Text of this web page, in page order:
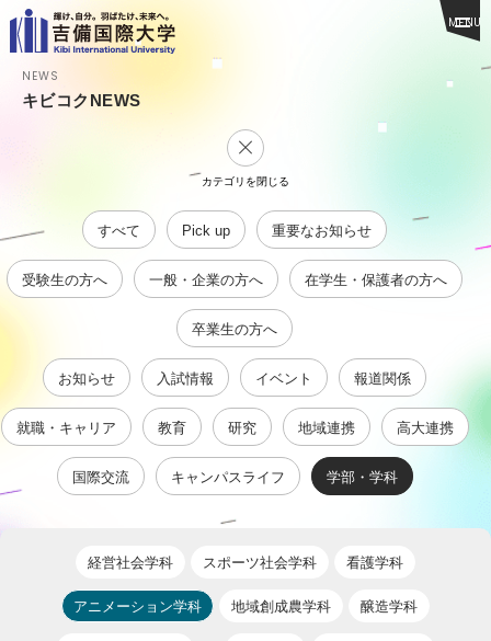
MENU
NEWS
キビコクNEWS
カテゴリを閉じる
すべて Pick up 重要なお知らせ
受験生の方へ 一般・企業の方へ 在学生・保護者の方へ
卒業生の方へ
お知らせ 入試情報 イベント 報道関係
就職・キャリア 教育 研究 地域連携 高大連携
国際交流 キャンパスライフ 学部・学科
経営社会学科 スポーツ社会学科 看護学科
アニメーション学科 地域創成農学科 醸造学科